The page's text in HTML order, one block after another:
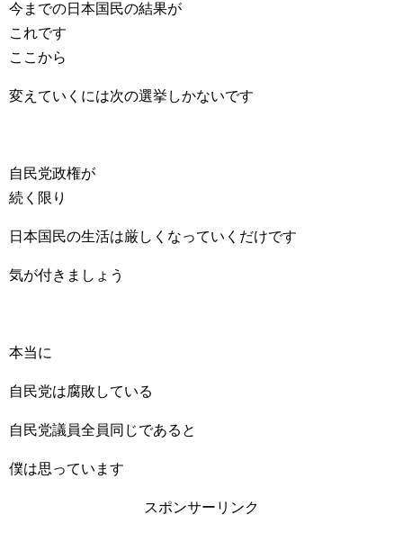
今までの日本国民の結果が
これです
ここから
変えていくには次の選挙しかないです
自民党政権が
続く限り
日本国民の生活は厳しくなっていくだけです
気が付きましょう
本当に
自民党は腐敗している
自民党議員全員同じであると
僕は思っています
スポンサーリンク